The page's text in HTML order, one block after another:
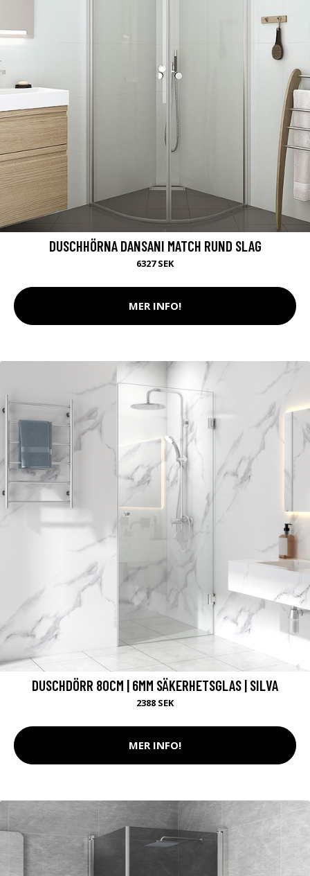
DUSCHHÖRNA DANSANI MATCH RUND SLAG
6327 SEK
MER INFO!
DUSCHDÖRR 80CM | 6MM SÄKERHETSGLAS | SILVA
2388 SEK
MER INFO!